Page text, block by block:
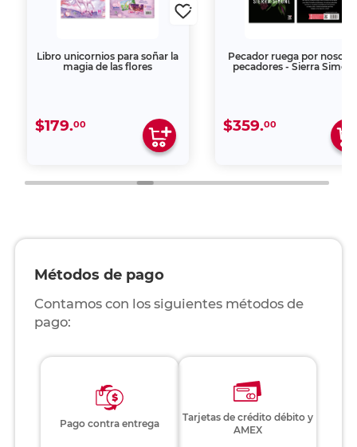
Libro unicornios para soñar la
magia de las flores
$179.00
Pecador ruega por
pecadores - Sierra
$359.00
Métodos de pago
Contamos con los siguientes métodos de
pago:
Pago contra entrega
Tarjetas de crédito débito y
AMEX